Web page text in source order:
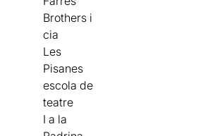
Brothers i
cia
Les
Pisanes
escola de
teatre
I a la